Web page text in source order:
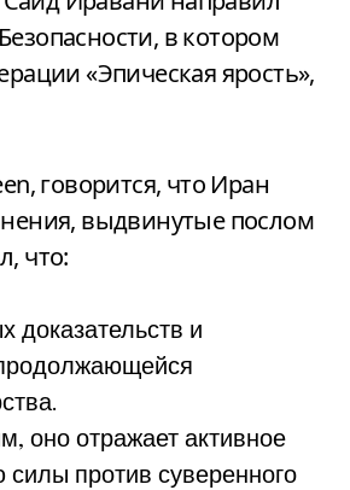
в котором
«Эпическая ярость»,
говорится, что Иран
выдвинутые послом
что:
доказательств и
оно отражает активное
против суверенного